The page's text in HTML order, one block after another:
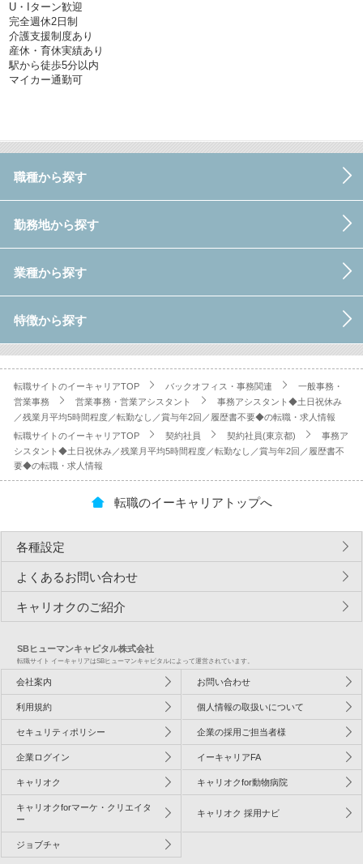
U・Iターン歓迎
完全週休2日制
介護支援制度あり
産休・育休実績あり
駅から徒歩5分以内
マイカー通勤可
職種から探す
勤務地から探す
業種から探す
特徴から探す
転職サイトのイーキャリアTOP バックオフィス・事務関連
一般事務・
営業事務
営業事務・営業アシスタント
事務アシスタント◆土日祝休み
／残業月平均5時間程度／転勤なし／賞与年2回／履歴書不要◆の転職・求人情報
転職サイトのイーキャリアTOP
契約社員 契約社員(東京都)
事務ア
シスタント◆土日祝休み／残業月平均5時間程度／転勤なし／賞与年2回／履歴書不
要◆の転職・求人情報
転職のイーキャリアトップへ
各種設定
よくあるお問い合わせ
キャリオクのご紹介
SBヒューマンキャピタル株式会社
転職サイト イーキャリアはSBヒューマンキャピタルによって運営されています。
会社案内 お問い合わせ
利用規約 個人情報の取扱いについて
セキュリティポリシー 企業の採用ご担当者様
企業ログイン イーキャリアFA
キャリオク キャリオクfor動物病院
キャリオクforマーケ・クリエイタ
ー
キャリオク 採用ナビ
ジョブチャ